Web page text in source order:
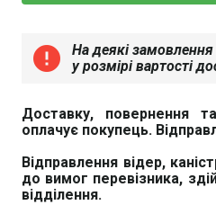
error
На деякі замовлення
у розмірі вартості
Доставку, повернення
оплачує покупець.
Відправлення відер,
до вимог перевізника,
відділення.